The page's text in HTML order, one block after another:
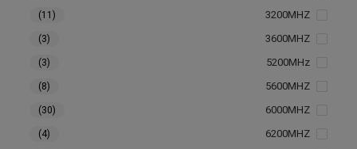
3200MHZ
(11)
3600MHZ
(3)
5200MHz
(3)
5600MHZ
(8)
6000MHZ
(30)
6200MHZ
(4)